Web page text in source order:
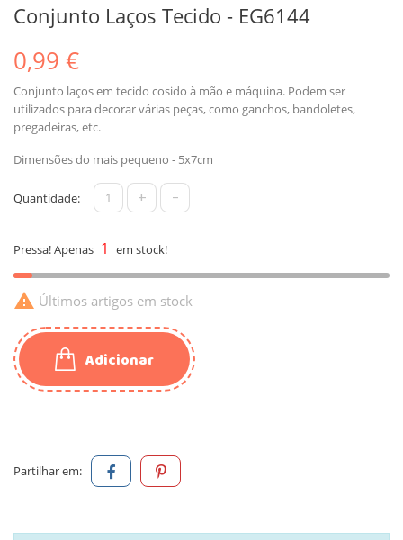
Conjunto Laços Tecido - EG6144
0,99 €
Conjunto laços em tecido cosido à mão e máquina. Podem ser
utilizados para decorar várias peças, como ganchos, bandoletes,
pregadeiras, etc.
Dimensões do mais pequeno - 5x7cm
Quantidade: + -
Pressa! Apenas 1 em stock!
 Últimos artigos em stock
Adicionar
Partilhar em: